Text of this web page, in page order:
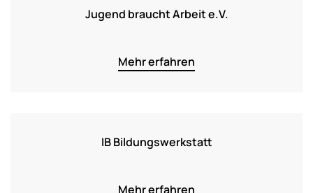
Jugend braucht Arbeit e.V.
Mehr erfahren
IB Bildungswerkstatt
Mehr erfahren